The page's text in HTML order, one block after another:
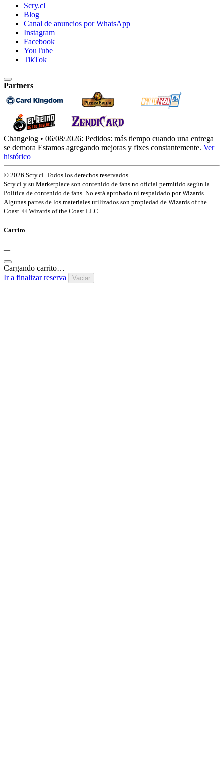
Scry.cl
Blog
Canal de anuncios por WhatsApp
Instagram
Facebook
YouTube
TikTok
Partners
Changelog • 06/08/2026: Pedidos: más tiempo cuando una entrega
se demora Estamos agregando mejoras y fixes constantemente. Ver
histórico
© 2026 Scry.cl. Todos los derechos reservados.
Scry.cl y su Marketplace son contenido de fans no oficial permitido según la
Política de contenido de fans. No está aprobado ni respaldado por Wizards.
Algunas partes de los materiales utilizados son propiedad de Wizards of the
Coast. © Wizards of the Coast LLC.
Carrito
—
Cargando carrito…
Ir a finalizar reserva
Vaciar